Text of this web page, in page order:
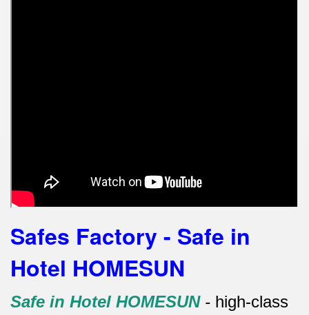
Safes Factory - Safe in
Hotel HOMESUN
Safe in Hotel HOMESUN- high-class